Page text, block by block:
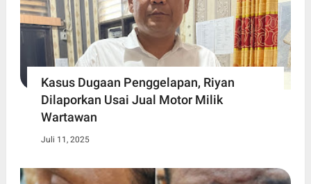
Kasus Dugaan Penggelapan, Riyan
Dilaporkan Usai Jual Motor Milik
Wartawan
Juli 11, 2025